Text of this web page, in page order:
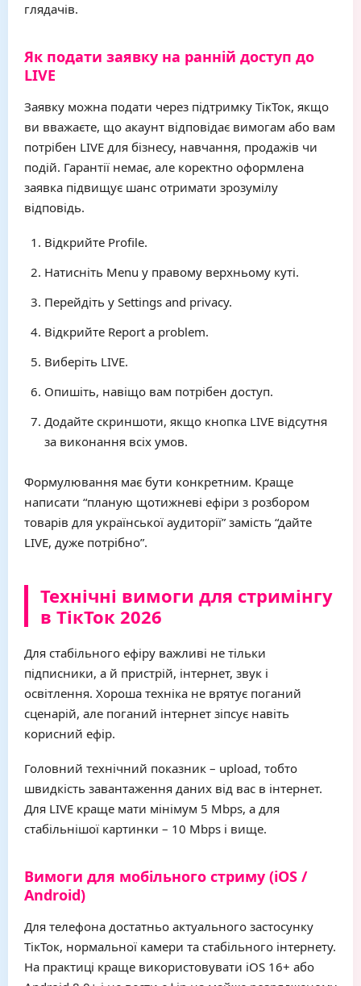
глядачів.
Як подати заявку на ранній доступ до
LIVE
Заявку можна подати через підтримку ТікТок, якщо
ви вважаєте, що акаунт відповідає вимогам або вам
потрібен LIVE для бізнесу, навчання, продажів чи
подій. Гарантії немає, але коректно оформлена
заявка підвищує шанс отримати зрозумілу
відповідь.
Відкрийте Profile.
Натисніть Menu у правому верхньому куті.
Перейдіть у Settings and privacy.
Відкрийте Report a problem.
Виберіть LIVE.
Опишіть, навіщо вам потрібен доступ.
Додайте скриншоти, якщо кнопка LIVE відсутня
за виконання всіх умов.
Формулювання має бути конкретним. Краще
написати “планую щотижневі ефіри з розбором
товарів для української аудиторії” замість “дайте
LIVE, дуже потрібно”.
Технічні вимоги для стримінгу
в ТікТок 2026
Для стабільного ефіру важливі не тільки
підписники, а й пристрій, інтернет, звук і
освітлення. Хороша техніка не врятує поганий
сценарій, але поганий інтернет зіпсує навіть
корисний ефір.
Головний технічний показник – upload, тобто
швидкість завантаження даних від вас в інтернет.
Для LIVE краще мати мінімум 5 Mbps, а для
стабільнішої картинки – 10 Mbps і вище.
Вимоги для мобільного стриму (iOS /
Android)
Для телефона достатньо актуального застосунку
ТікТок, нормальної камери та стабільного інтернету.
На практиці краще використовувати iOS 16+ або